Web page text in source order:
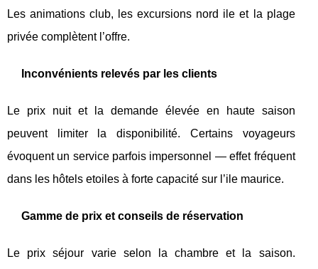
Les animations club, les excursions nord ile et la plage
privée complètent l’offre.
Inconvénients relevés par les clients
Le prix nuit et la demande élevée en haute saison
peuvent limiter la disponibilité. Certains voyageurs
évoquent un service parfois impersonnel — effet fréquent
dans les hôtels etoiles à forte capacité sur l’ile maurice.
Gamme de prix et conseils de réservation
Le prix séjour varie selon la chambre et la saison.